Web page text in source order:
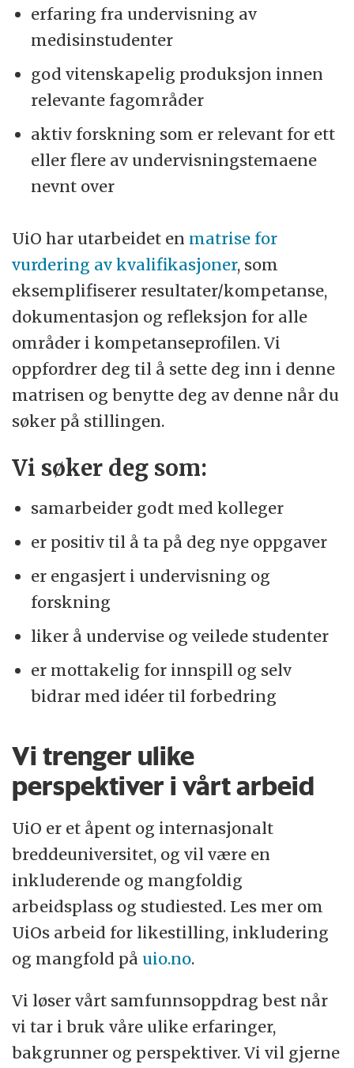
erfaring fra undervisning av
medisinstudenter
god vitenskapelig produksjon innen
relevante fagområder
aktiv forskning som er relevant for ett
eller flere av undervisningstemaene
nevnt over
UiO har utarbeidet en matrise for
vurdering av kvalifikasjoner, som
eksemplifiserer resultater/kompetanse,
dokumentasjon og refleksjon for alle
områder i kompetanseprofilen. Vi
oppfordrer deg til å sette deg inn i denne
matrisen og benytte deg av denne når du
søker på stillingen.
Vi søker deg som:
samarbeider godt med kolleger
er positiv til å ta på deg nye oppgaver
er engasjert i undervisning og
forskning
liker å undervise og veilede studenter
er mottakelig for innspill og selv
bidrar med idéer til forbedring
Vi trenger ulike
perspektiver i vårt arbeid
UiO er et åpent og internasjonalt
breddeuniversitet, og vil være en
inkluderende og mangfoldig
arbeidsplass og studiested. Les mer om
UiOs arbeid for likestilling, inkludering
og mangfold på uio.no.
Vi løser vårt samfunnsoppdrag best når
vi tar i bruk våre ulike erfaringer,
bakgrunner og perspektiver. Vi vil gjerne